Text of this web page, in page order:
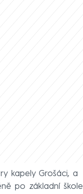
kapely Grošáci, a
po základní škole